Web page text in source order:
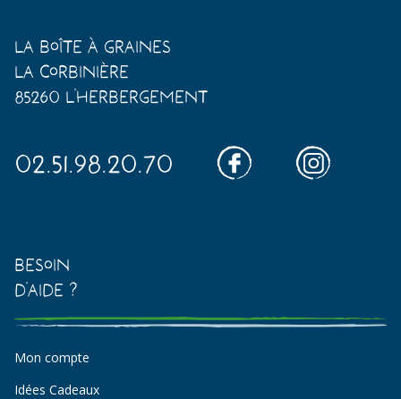
La Boîte à Graines
La Corbinière
85260 L'Herbergement
02.51.98.20.70
Besoin
d'aide ?
Mon compte
Idées Cadeaux